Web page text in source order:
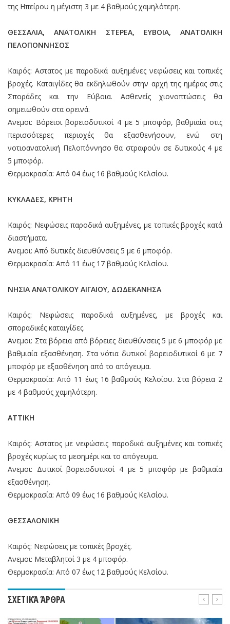
της Ηπείρου η μέγιστη 3 με 4 βαθμούς χαμηλότερη.
ΘΕΣΣΑΛΙΑ, ΑΝΑΤΟΛΙΚΗ ΣΤΕΡΕΑ, ΕΥΒΟΙΑ, ΑΝΑΤΟΛΙΚΗ
ΠΕΛΟΠΟΝΝΗΣΟΣ
Καιρός: Αστατος με παροδικά αυξημένες νεφώσεις και τοπικές
βροχές. Καταιγίδες θα εκδηλωθούν στην αρχή της ημέρας στις
Σποράδες και την Εύβοια. Ασθενείς χιονοπτώσεις θα
σημειωθούν στα ορεινά.
Ανεμοι: Βόρειοι βορειοδυτικοί 4 με 5 μποφόρ, βαθμιαία στις
περισσότερες περιοχές θα εξασθενήσουν, ενώ στη
νοτιοανατολική Πελοπόννησο θα στραφούν σε δυτικούς 4 με
5 μποφόρ.
Θερμοκρασία: Από 04 έως 16 βαθμούς Κελσίου.
ΚΥΚΛΑΔΕΣ, ΚΡΗΤΗ
Καιρός: Νεφώσεις παροδικά αυξημένες, με τοπικές βροχές κατά
διαστήματα.
Ανεμοι: Από δυτικές διευθύνσεις 5 με 6 μποφόρ.
Θερμοκρασία: Από 11 έως 17 βαθμούς Κελσίου.
ΝΗΣΙΑ ΑΝΑΤΟΛΙΚΟΥ ΑΙΓΑΙΟΥ, ΔΩΔΕΚΑΝΗΣΑ
Καιρός: Νεφώσεις παροδικά αυξημένες, με βροχές και
σποραδικές καταιγίδες.
Ανεμοι: Στα βόρεια από βόρειες διευθύνσεις 5 με 6 μποφόρ με
βαθμιαία εξασθένηση. Στα νότια δυτικοί βορειοδυτικοί 6 με 7
μποφόρ με εξασθένηση από το απόγευμα.
Θερμοκρασία: Από 11 έως 16 βαθμούς Κελσίου. Στα βόρεια 2
με 4 βαθμούς χαμηλότερη.
ΑΤΤΙΚΗ
Καιρός: Αστατος με νεφώσεις παροδικά αυξημένες και τοπικές
βροχές κυρίως το μεσημέρι και το απόγευμα.
Aνεμοι: Δυτικοί βορειοδυτικοί 4 με 5 μποφόρ με βαθμιαία
εξασθένηση.
Θερμοκρασία: Από 09 έως 16 βαθμούς Κελσίου.
ΘΕΣΣΑΛΟΝΙΚΗ
Καιρός: Νεφώσεις με τοπικές βροχές.
Aνεμοι: Μεταβλητοί 3 με 4 μποφόρ.
Θερμοκρασία: Από 07 έως 12 βαθμούς Κελσίου.
ΣΧΕΤΙΚΆ ΆΡΘΡΑ